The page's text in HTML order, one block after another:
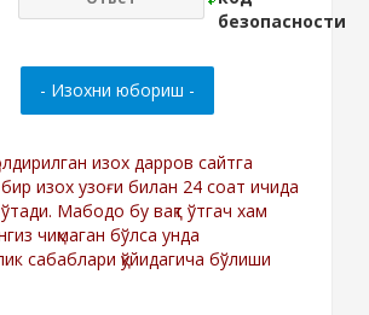
изох дарров сайтга
изох узоғи билан 24 соат ичида
Мабодо бу вақт ўтгач хам
чиқмаган бўлса унда
сабаблари қўйидагича бўлиши